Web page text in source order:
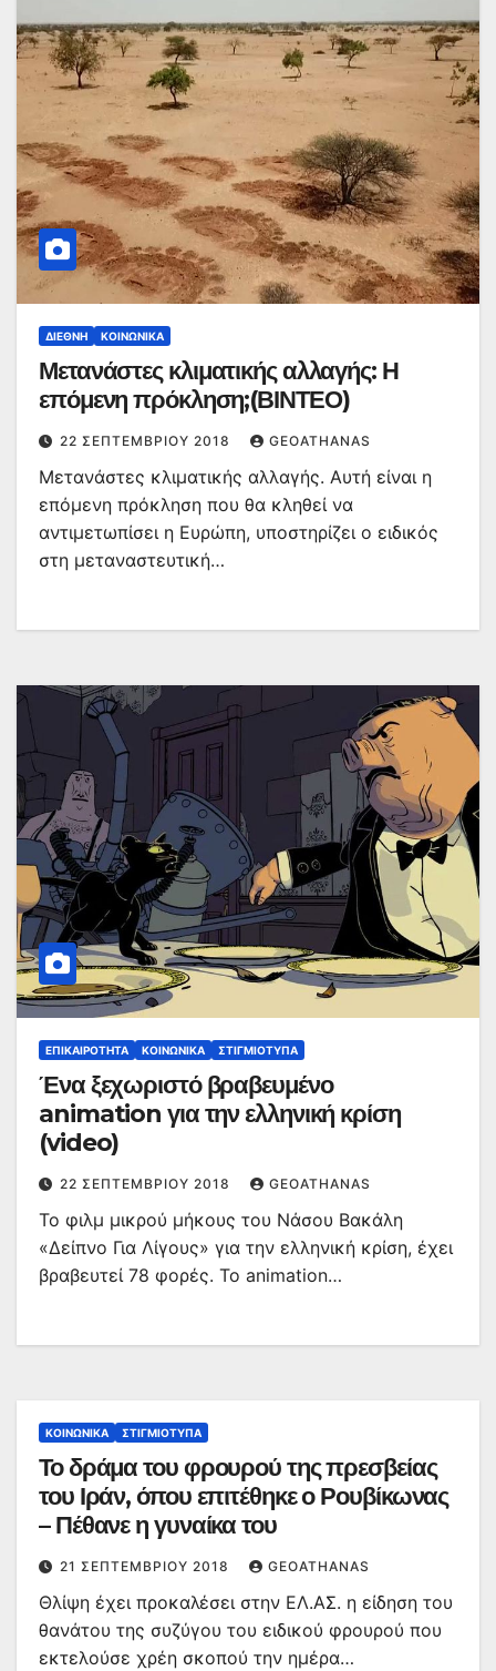
ΔΙΕΘΝΉ ΚΟΙΝΩΝΙΚΆ
Μετανάστες κλιματικής αλλαγής: Η
επόμενη πρόκληση;(ΒΙΝΤΕΟ)
22 ΣΕΠΤΕΜΒΡΊΟΥ 2018 GEOATHANAS
Μετανάστες κλιματικής αλλαγής. Αυτή είναι η
επόμενη πρόκληση που θα κληθεί να
αντιμετωπίσει η Ευρώπη, υποστηρίζει ο ειδικός
στη μεταναστευτική…
ΕΠΙΚΑΙΡΌΤΗΤΑ ΚΟΙΝΩΝΙΚΆ ΣΤΙΓΜΙΌΤΥΠΑ
Ένα ξεχωριστό βραβευμένο
animation για την ελληνική κρίση
(video)
22 ΣΕΠΤΕΜΒΡΊΟΥ 2018 GEOATHANAS
Το φιλμ μικρού μήκους του Νάσου Βακάλη
«Δείπνο Για Λίγους» για την ελληνική κρίση, έχει
βραβευτεί 78 φορές. Το animation…
ΚΟΙΝΩΝΙΚΆ ΣΤΙΓΜΙΌΤΥΠΑ
Το δράμα του φρουρού της πρεσβείας
του Ιράν, όπου επιτέθηκε ο Ρουβίκωνας
– Πέθανε η γυναίκα του
21 ΣΕΠΤΕΜΒΡΊΟΥ 2018 GEOATHANAS
Θλίψη έχει προκαλέσει στην ΕΛ.ΑΣ. η είδηση του
θανάτου της συζύγου του ειδικού φρουρού που
εκτελούσε χρέη σκοπού την ημέρα…